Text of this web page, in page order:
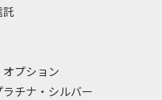
託
プション
ラチナ・シルバー